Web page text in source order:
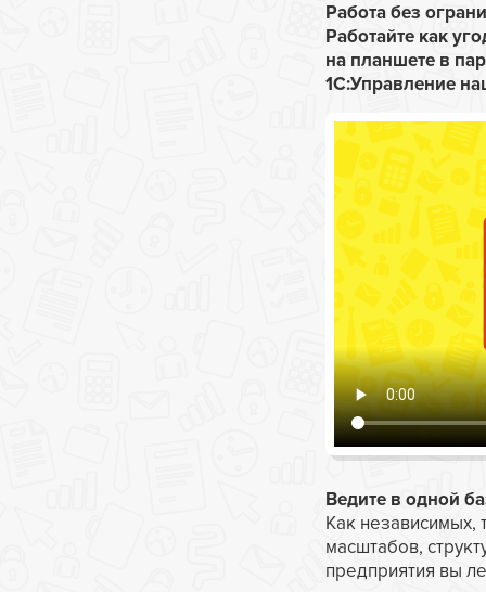
Работа без
Работайте как
на планшете в
1С:Управление
Ведите в одной
Как независимых,
масштабов,
предприятия вы